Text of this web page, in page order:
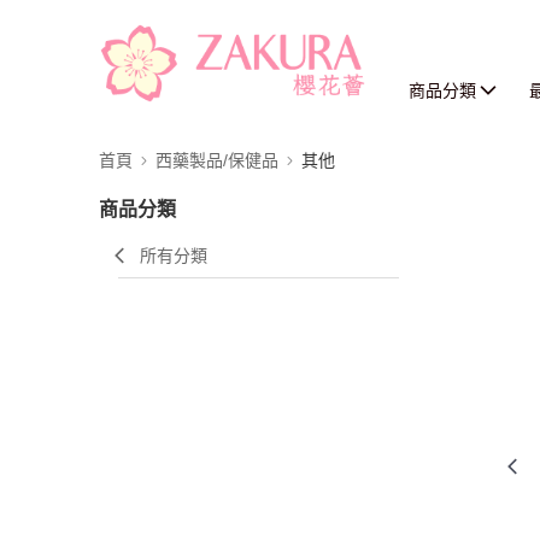
商品分類
首頁 西藥製品/保健品 其他
商品分類
所有分類